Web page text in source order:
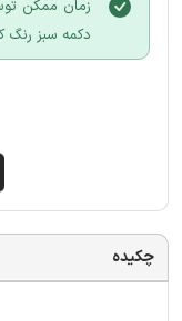
زمان ممکن
دکمه سبز رنگ
چکیده